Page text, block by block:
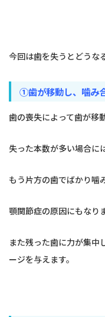
今回は歯を失うとどうな
①歯が移動し、噛み
歯の喪失によって歯が移
失った本数が多い場合に
もう片方の歯でばかり噛
顎関節症の原因にもなり
また残った歯に力が集中
ージを与えます。